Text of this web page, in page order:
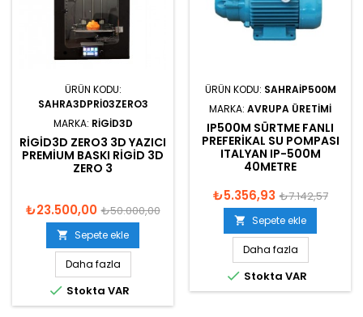
ÜRÜN KODU:
SAHRA3DPRI03ZERO3
MARKA: RIGID3D
RIGID3D ZERO3 3D YAZICI
PREMIUM BASKI RIGID 3D
ZERO 3
₺23.500,00 ₺50.000,00
 Sepete ekle
Daha fazla
 Stokta VAR
ÜRÜN KODU: SAHRAIP500M
MARKA: AVRUPA ÜRETIMI
IP500M SÜRTME FANLI
PREFERIKAL SU POMPASI
ITALYAN IP-500M
40METRE
₺5.356,93 ₺7.142,57
 Sepete ekle
Daha fazla
 Stokta VAR